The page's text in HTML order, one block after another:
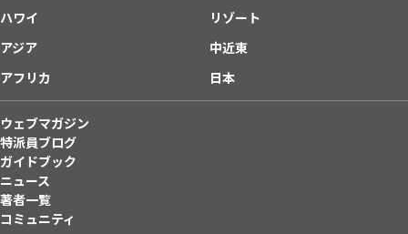
ハワイ
リゾート
アジア
中近東
アフリカ
日本
ウェブマガジン
特派員ブログ
ガイドブック
ニュース
著者一覧
コミュニティ